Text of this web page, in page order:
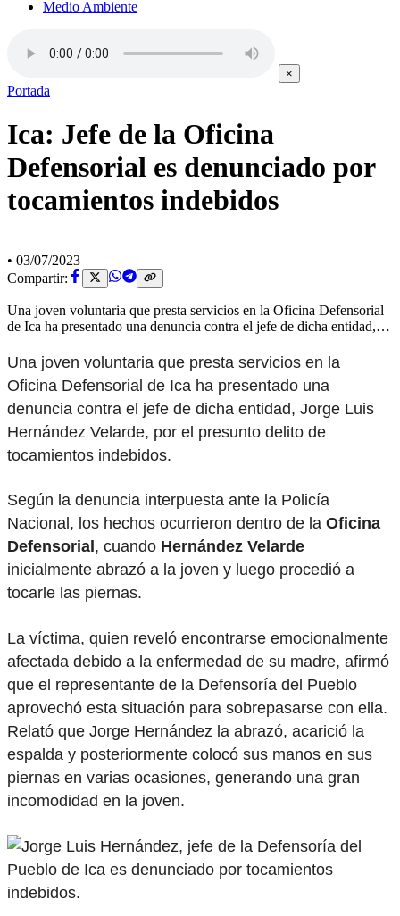
Medio Ambiente
×
Portada
Ica: Jefe de la Oficina
Defensorial es denunciado por
tocamientos indebidos
• 03/07/2023
Compartir:
Una joven voluntaria que presta servicios en la Oficina Defensorial
de Ica ha presentado una denuncia contra el jefe de dicha entidad,…
Una joven voluntaria que presta servicios en la
Oficina Defensorial de Ica ha presentado una
denuncia contra el jefe de dicha entidad, Jorge Luis
Hernández Velarde, por el presunto delito de
tocamientos indebidos.
Según la denuncia interpuesta ante la Policía
Nacional, los hechos ocurrieron dentro de la Oficina
Defensorial , cuando Hernández Velarde
inicialmente abrazó a la joven y luego procedió a
tocarle las piernas.
La víctima, quien reveló encontrarse emocionalmente
afectada debido a la enfermedad de su madre, afirmó
que el representante de la Defensoría del Pueblo
aprovechó esta situación para sobrepasarse con ella.
Relató que Jorge Hernández la abrazó, acarició la
espalda y posteriormente colocó sus manos en sus
piernas en varias ocasiones, generando una gran
incomodidad en la joven.